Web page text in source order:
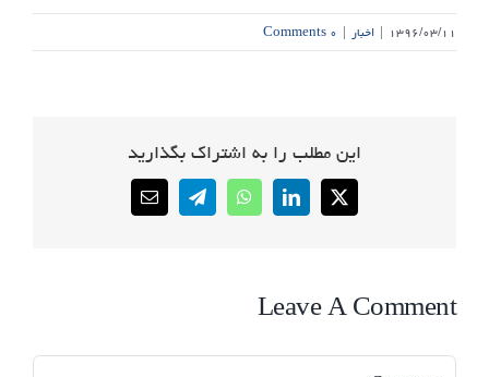
۱۳۹۶/۰۳/۱۱ | اخبار | ۰ Comments
این مطلب را به اشتراک بگذارید
X
LinkedIn
WhatsApp
Telegram
Email
Leave A Comment